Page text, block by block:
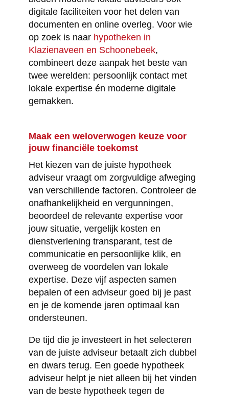
digitale faciliteiten voor het delen van
documenten en online overleg. Voor wie
op zoek is naar hypotheken in
Klazienaveen en Schoonebeek,
combineert deze aanpak het beste van
twee werelden: persoonlijk contact met
lokale expertise én moderne digitale
gemakken.
Maak een weloverwogen keuze voor
jouw financiële toekomst
Het kiezen van de juiste hypotheek
adviseur vraagt om zorgvuldige afweging
van verschillende factoren. Controleer de
onafhankelijkheid en vergunningen,
beoordeel de relevante expertise voor
jouw situatie, vergelijk kosten en
dienstverlening transparant, test de
communicatie en persoonlijke klik, en
overweeg de voordelen van lokale
expertise. Deze vijf aspecten samen
bepalen of een adviseur goed bij je past
en je de komende jaren optimaal kan
ondersteunen.
De tijd die je investeert in het selecteren
van de juiste adviseur betaalt zich dubbel
en dwars terug. Een goede hypotheek
adviseur helpt je niet alleen bij het vinden
van de beste hypotheek tegen de